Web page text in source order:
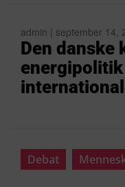
admin | september 14,
Den danske
Debat